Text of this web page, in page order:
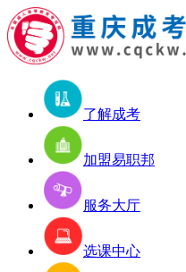
了解成考
加盟易职邦
服务大厅
选课中心